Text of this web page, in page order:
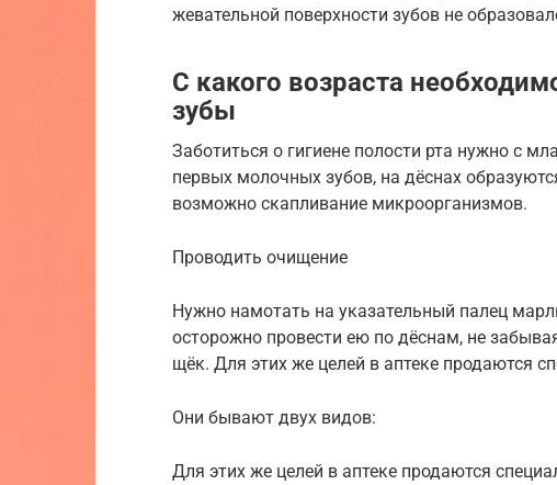
жевательной поверхности зубов не
С какого возраста
зубы
Заботиться о гигиене полости рта нужно с
первых молочных зубов, на дёснах
возможно скапливание микроорганизмов.
Проводить очищение
Нужно намотать на указательный палец
осторожно провести ею по дёснам, не
щёк. Для этих же целей в аптеке продаются
Они бывают двух видов:
Для этих же целей в аптеке продаются